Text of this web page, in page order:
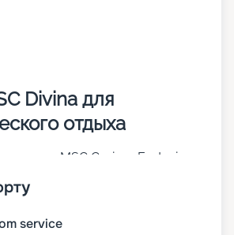
Divina для
отдыха
класса MSC Cruises Fantasia.
построен в 2012 году, а уже
могут разместиться до
service